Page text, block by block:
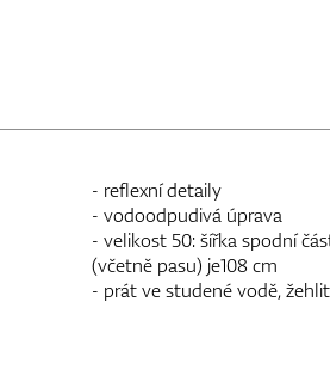
- reflexní detaily
- vodoodpudivá úprava
- velikost 50: šířka spodní
(včetně pasu) je108 cm
- prát ve studené vodě,